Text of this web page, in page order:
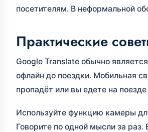
посетителям. В неформальной
Практические
Google Translate обычно
офлайн до поездки. Мобильная
пропадёт или вы едете на
Используйте функцию камеры
Говорите по одной мысли за